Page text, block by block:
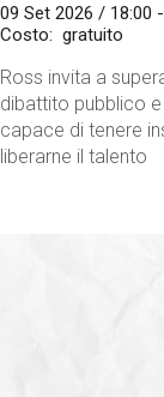
09 Set 2026 / 18:00
Costo
gratuito
Ross invita a
dibattito pubblico
capace di tenere
liberarne il talento